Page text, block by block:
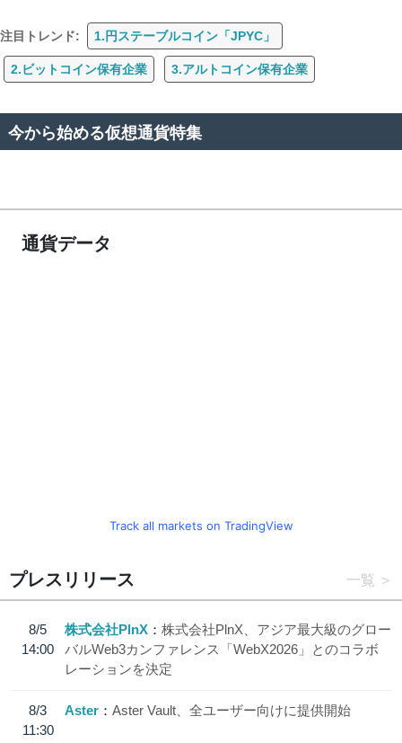
注目トレンド: 1.円ステーブルコイン「JPYC」
2.ビットコイン保有企業 3.アルトコイン保有企業
今から始める仮想通貨特集
通貨データ
Track all markets on TradingView
プレスリリース 一覧
8/5
14:00
株式会社PlnX
株式会社PlnX、アジア最大級のグロー
バルWeb3カンファレンス「WebX2026」とのコラボ
レーションを決定
8/3
11:30
Aster Aster Vault、全ユーザー向けに提供開始